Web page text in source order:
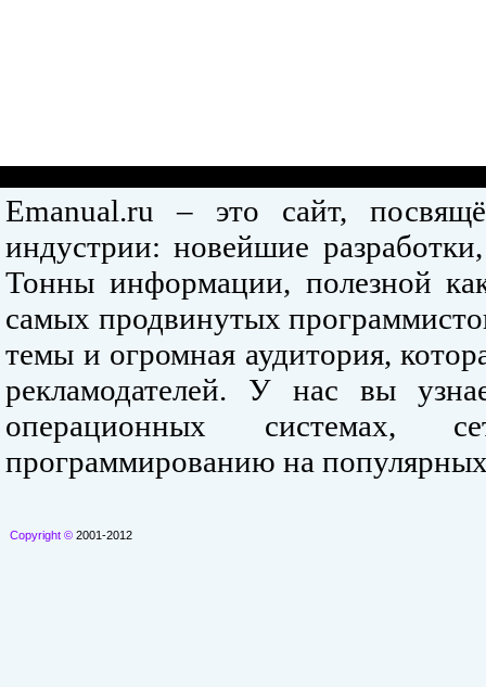
Emanual.ru – это сайт,
индустрии: новейшие
Тонны информации, полезной
самых продвинутых
темы и огромная аудитория,
рекламодателей. У нас вы
операционных системах,
программированию на
Copyright © 2001-2012